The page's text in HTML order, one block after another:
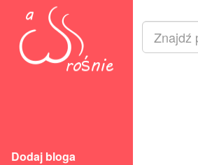
Dodaj bloga